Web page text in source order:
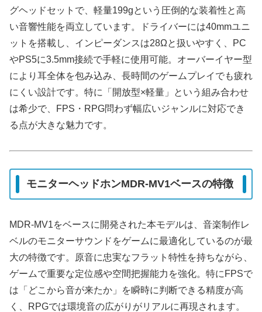
グヘッドセットで、軽量199gという圧倒的な装着性と高
い音響性能を両立しています。ドライバーには40mmユニ
ットを搭載し、インピーダンスは28Ωと扱いやすく、PC
やPS5に3.5mm接続で手軽に使用可能。オーバーイヤー型
により耳全体を包み込み、長時間のゲームプレイでも疲れ
にくい設計です。特に「開放型×軽量」という組み合わせ
は希少で、FPS・RPG問わず幅広いジャンルに対応でき
る点が大きな魅力です。
モニターヘッドホンMDR-MV1ベースの特徴
MDR-MV1をベースに開発された本モデルは、音楽制作レ
ベルのモニターサウンドをゲームに最適化しているのが最
大の特徴です。原音に忠実なフラット特性を持ちながら、
ゲームで重要な定位感や空間把握能力を強化。特にFPSで
は「どこから音が来たか」を瞬時に判断できる精度が高
く、RPGでは環境音の広がりがリアルに再現されます。